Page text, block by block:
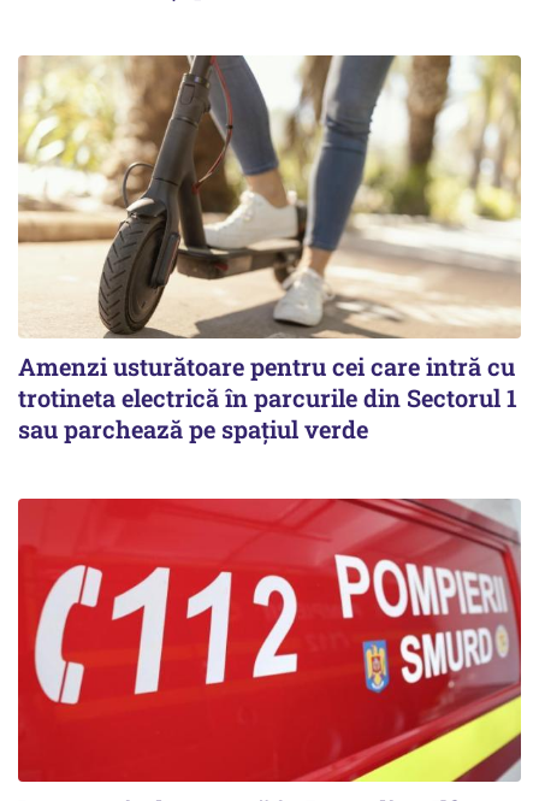
Amenzi usturătoare pentru cei care intră cu
trotineta electrică în parcurile din Sectorul 1
sau parchează pe spațiul verde